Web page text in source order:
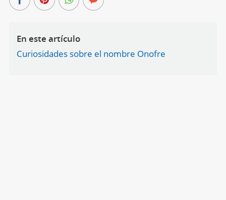
En este artículo
Curiosidades sobre el nombre Onofre